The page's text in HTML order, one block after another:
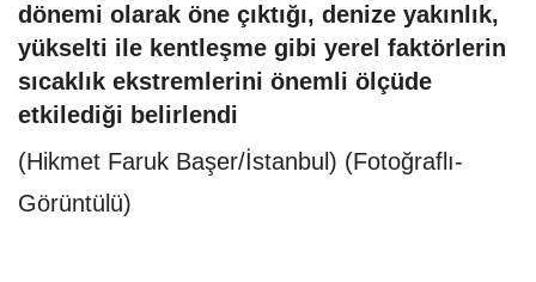
dönemi olarak öne çıktığı, denize yakınlık,
yükselti ile kentleşme gibi yerel faktörlerin
sıcaklık ekstremlerini önemli ölçüde
etkilediği belirlendi
(Hikmet Faruk Başer/İstanbul) (Fotoğraflı-
Görüntülü)